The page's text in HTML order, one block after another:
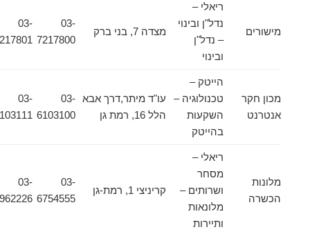
מישורים
ריאלי –
נדל"ן ובינוי
– נדל"ן
ובינוי
מצדה 7, בני ברק
7217800
7217801
מכון חקר
אנטרנט
הייטק –
טכנולוגיה –
השקעות
בהייטק
עו"ד מיתר,דרך אבא
הלל 16, רמת גן
03-
6103100
6103111
מלונות
הכשרה
ריאלי –
מסחר
ושרותים –
מלונאות
ותיירות
קריניצי 1, רמת-גן
6754555
7962226